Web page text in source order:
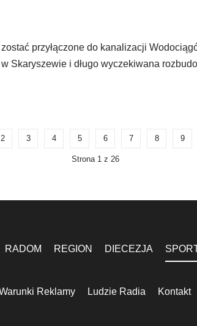
przyłączone do kanalizacji
Skaryszewie i długo wyczekiwana
2 3 4 5 6 7 8 9
Strona 1 z 26
RADOM REGION DIECEZJA
Reklamy Ludzie Radia Kontakt